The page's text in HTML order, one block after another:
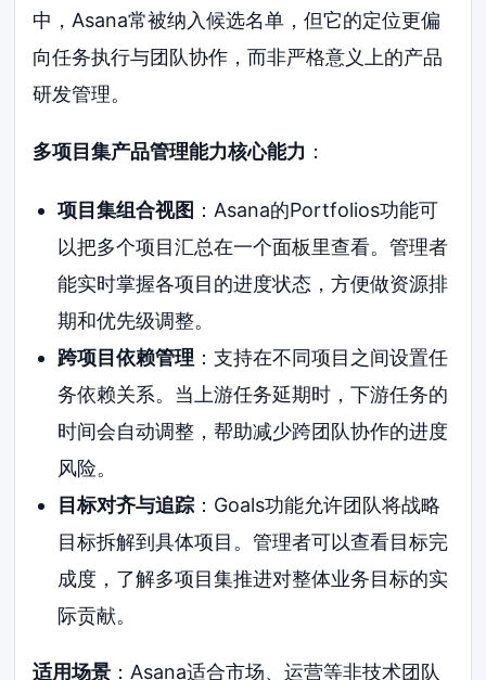
中，Asana常被纳入候选名单，但它的定位更偏
向任务执行与团队协作，而非严格意义上的产品
研发管理。
多项目集产品管理能力核心能力 ：
项目集组合视图 ：Asana的Portfolios功能可
以把多个项目汇总在一个面板里查看。管理者
能实时掌握各项目的进度状态，方便做资源排
期和优先级调整。
跨项目依赖管理 ：支持在不同项目之间设置任
务依赖关系。当上游任务延期时，下游任务的
时间会自动调整，帮助减少跨团队协作的进度
风险。
目标对齐与追踪：Goals功能允许团队将战略
目标拆解到具体项目。管理者可以查看目标完
成度，了解多项目集推进对整体业务目标的实
际贡献。
适用场景 ：Asana适合市场、运营等非技术团队